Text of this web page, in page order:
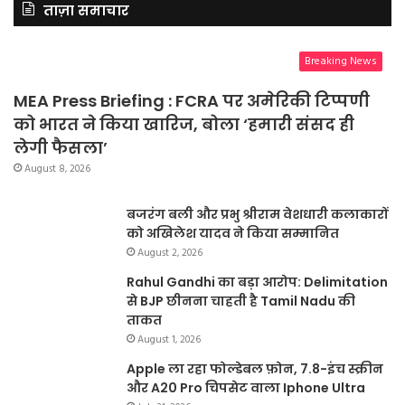
ताज़ा समाचार
Breaking News
MEA Press Briefing : FCRA पर अमेरिकी टिप्पणी
को भारत ने किया खारिज, बोला ‘हमारी संसद ही
लेगी फैसला’
August 8, 2026
बजरंग बली और प्रभु श्रीराम वेशधारी कलाकारों
को अखिलेश यादव ने किया सम्मानित
August 2, 2026
Rahul Gandhi का बड़ा आरोप: Delimitation
से BJP छीनना चाहती है Tamil Nadu की
ताकत
August 1, 2026
Apple ला रहा फोल्डेबल फ़ोन, 7.8-इंच स्क्रीन
और A20 Pro चिपसेट वाला Iphone Ultra